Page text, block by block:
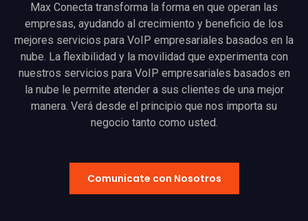
Max Conecta transforma la forma en que operan las
empresas, ayudando al crecimiento y beneficio de los
mejores servicios para VoIP empresariales basados ​​en la
nube. La flexibilidad y la movilidad que experimenta con
nuestros servicios para VoIP empresariales basados ​​en
la nube le permite atender a sus clientes de una mejor
manera. Verá desde el principio que nos importa su
negocio tanto como usted.
Comunicate con Nosotros